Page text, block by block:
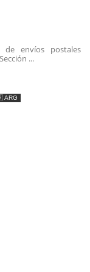
envíos postales
...
ARG